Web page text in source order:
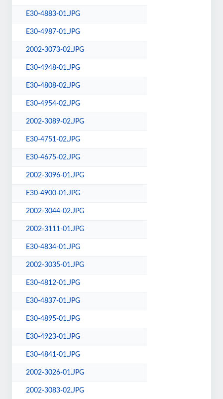
E30-4883-01.JPG
E30-4987-01.JPG
2002-3073-02.JPG
E30-4948-01.JPG
E30-4808-02.JPG
E30-4954-02.JPG
2002-3089-02.JPG
E30-4751-02.JPG
E30-4675-02.JPG
2002-3096-01.JPG
E30-4900-01.JPG
2002-3044-02.JPG
2002-3111-01.JPG
E30-4834-01.JPG
2002-3035-01.JPG
E30-4812-01.JPG
E30-4837-01.JPG
E30-4895-01.JPG
E30-4923-01.JPG
E30-4841-01.JPG
2002-3026-01.JPG
2002-3083-02.JPG